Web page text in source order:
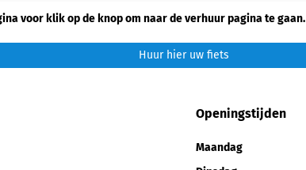
voor klik op de knop om naar de verhuur pagina te gaan.
Huur hier uw fiets
Openingstijden
Maandag